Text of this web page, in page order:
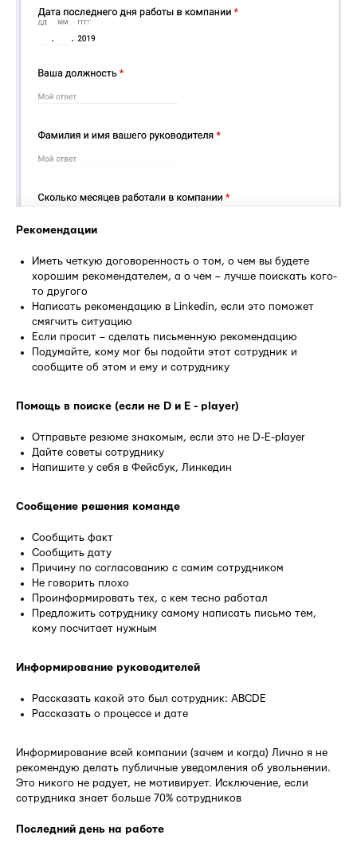
Рекомендации
Иметь четкую договоренность о том, о чем вы будете
хорошим рекомендателем, а о чем – лучше поискать кого-
то другого
Написать рекомендацию в Linkedin, если это поможет
смягчить ситуацию
Если просит – сделать письменную рекомендацию
Подумайте, кому мог бы подойти этот сотрудник и
сообщите об этом и ему и сотруднику
Помощь в поиске (если не D и E - player)
Отправьте резюме знакомым, если это не D-E-player
Дайте советы сотруднику
Напишите у себя в Фейсбук, Линкедин
Сообщение решения команде
Сообщить факт
Сообщить дату
Причину по согласованию с самим сотрудником
Не говорить плохо
Проинформировать тех, с кем тесно работал
Предложить сотруднику самому написать письмо тем,
кому посчитает нужным
Информирование руководителей
Рассказать какой это был сотрудник: ABCDE
Рассказать о процессе и дате
Информирование всей компании (зачем и когда) Лично я не
рекомендую делать публичные уведомления об увольнении.
Это никого не радует, не мотивирует. Исключение, если
сотрудника знает больше 70% сотрудников
Последний день на работе